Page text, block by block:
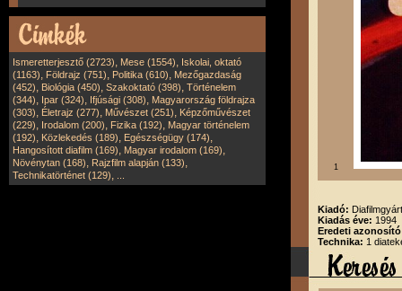
Ismeretterjesztő (2723), Mese (1554), Iskolai, oktató
(1163), Földrajz (751), Politika (610), Mezőgazdaság
(452), Biológia (450), Szakoktató (398), Történelem
(344), Ipar (324), Ifjúsági (308), Magyarország földrajza
(303), Életrajz (277), Művészet (251), Képzőművészet
(229), Irodalom (200), Fizika (192), Magyar történelem
(192), Közlekedés (189), Egészségügy (174),
Hangosított diafilm (169), Magyar irodalom (169),
Növénytan (168), Rajzfilm alapján (133),
Technikatörténet (129),
1
Kiadó:
Kiadás éve: 1994
Eredeti
Technika: 1